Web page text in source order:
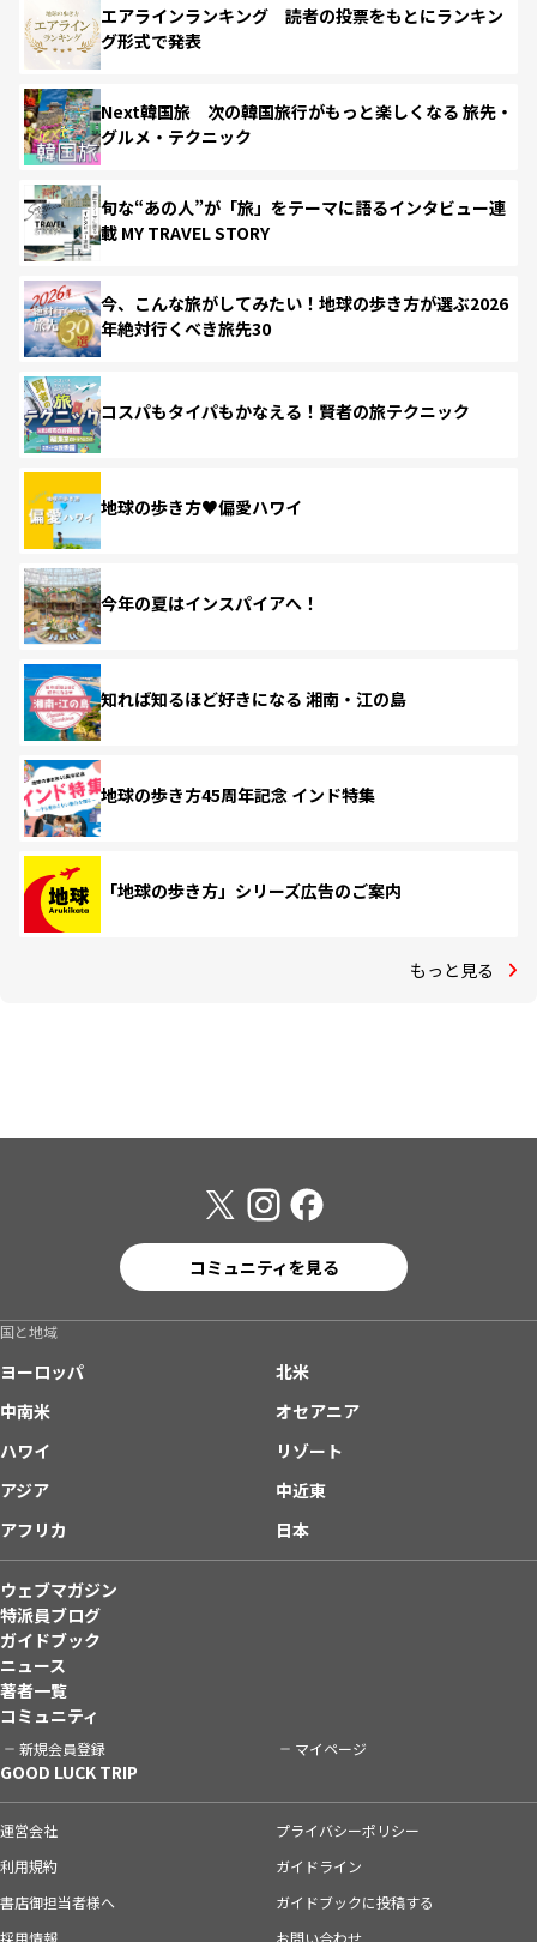
エアラインランキング 読者の投票をもとにランキン
グ形式で発表
Next韓国旅 次の韓国旅行がもっと楽しくなる 旅先・
グルメ・テクニック
旬な“あの人”が「旅」をテーマに語るインタビュー連
載 MY TRAVEL STORY
今、こんな旅がしてみたい！地球の歩き方が選ぶ2026
年絶対行くべき旅先30
コスパもタイパもかなえる！賢者の旅テクニック
地球の歩き方♥偏愛ハワイ
今年の夏はインスパイアへ！
知れば知るほど好きになる 湘南・江の島
地球の歩き方45周年記念 インド特集
「地球の歩き方」シリーズ広告のご案内
もっと見る
コミュニティを見る
国と地域
ヨーロッパ
北米
中南米
オセアニア
ハワイ
リゾート
アジア
中近東
アフリカ
日本
ウェブマガジン
特派員ブログ
ガイドブック
ニュース
著者一覧
コミュニティ
新規会員登録 マイページ
GOOD LUCK TRIP
運営会社
プライバシーポリシー
利用規約
ガイドライン
書店御担当者様へ
ガイドブックに投稿する
採用情報
お問い合わせ